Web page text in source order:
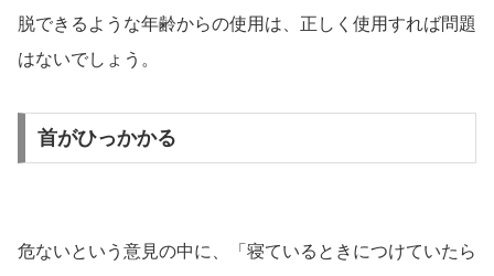
脱できるような年齢からの使用は、正しく使用すれば問題
はないでしょう。
首がひっかかる